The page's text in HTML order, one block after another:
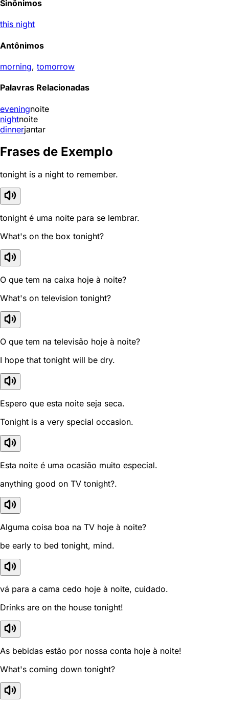
Sinônimos
this night
Antônimos
morning, tomorrow
Palavras Relacionadas
eveningnoite
nightnoite
dinnerjantar
Frases de Exemplo
tonight is a night to remember.
tonight é uma noite para se lembrar.
What's on the box tonight?
O que tem na caixa hoje à noite?
What's on television tonight?
O que tem na televisão hoje à noite?
I hope that tonight will be dry.
Espero que esta noite seja seca.
Tonight is a very special occasion.
Esta noite é uma ocasião muito especial.
anything good on TV tonight?.
Alguma coisa boa na TV hoje à noite?
be early to bed tonight, mind.
vá para a cama cedo hoje à noite, cuidado.
Drinks are on the house tonight!
As bebidas estão por nossa conta hoje à noite!
What's coming down tonight?